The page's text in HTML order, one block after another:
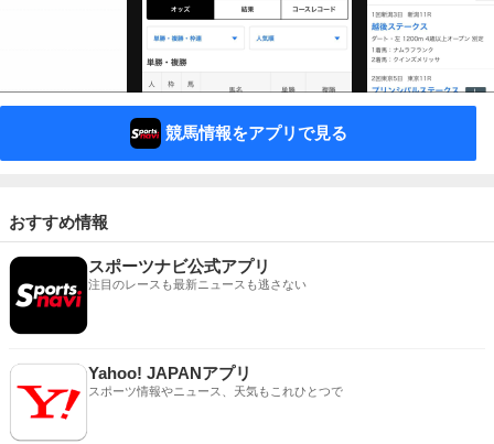
競馬情報をアプリで見る
おすすめ情報
スポーツナビ公式アプリ
注目のレースも最新ニュースも逃さない
Yahoo! JAPANアプリ
スポーツ情報やニュース、天気もこれひとつで